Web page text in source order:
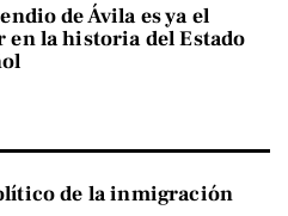
de Ávila es ya el
en la historia del Estado
de la inmigración